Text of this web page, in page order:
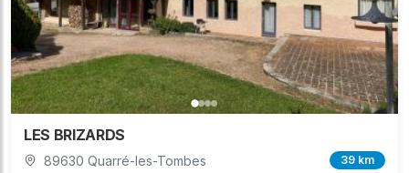
LES BRIZARDS
89630 Quarré-les-Tombes 39 km